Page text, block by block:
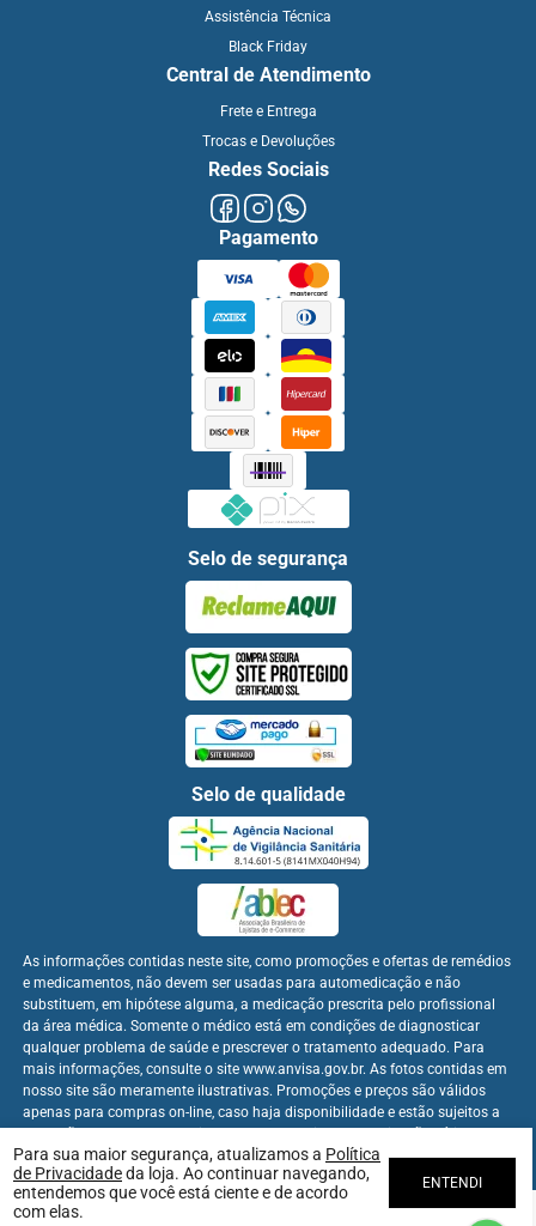
Para sua maior segurança, atualizamos a Política
de Privacidadeda loja. Ao continuar navegando,
entendemos que você está ciente e de acordo
com elas.
ENTENDI
Assistência Técnica
Black Friday
Central de Atendimento
Frete e Entrega
Trocas e Devoluções
Redes Sociais
Pagamento
Selo de segurança
Selo de qualidade
As informações contidas neste site, como promoções e ofertas de remédios
e medicamentos, não devem ser usadas para automedicação e não
substituem, em hipótese alguma, a medicação prescrita pelo profissional
da área médica. Somente o médico está em condições de diagnosticar
qualquer problema de saúde e prescrever o tratamento adequado. Para
mais informações, consulte o site www.anvisa.gov.br. As fotos contidas em
nosso site são meramente ilustrativas. Promoções e preços são válidos
apenas para compras on-line, caso haja disponibilidade e estão sujeitos a
apenas para compras on-line.